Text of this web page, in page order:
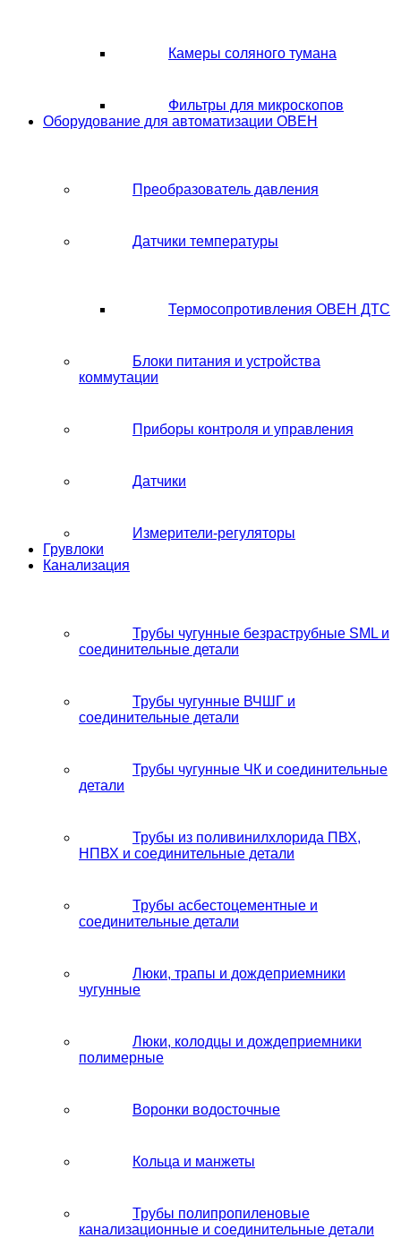
Камеры соляного тумана
Фильтры для микроскопов
Оборудование для автоматизации ОВЕН
Преобразователь давления
Датчики температуры
Термосопротивления ОВЕН ДТС
Блоки питания и устройства
коммутации
Приборы контроля и управления
Датчики
Измерители-регуляторы
Грувлоки
Канализация
Трубы чугунные безраструбные SML и
соединительные детали
Трубы чугунные ВЧШГ и
соединительные детали
Трубы чугунные ЧК и соединительные
детали
Трубы из поливинилхлорида ПВХ,
НПВХ и соединительные детали
Трубы асбестоцементные и
соединительные детали
Люки, трапы и дождеприемники
чугунные
Люки, колодцы и дождеприемники
полимерные
Воронки водосточные
Кольца и манжеты
Трубы полипропиленовые
канализационные и соединительные детали